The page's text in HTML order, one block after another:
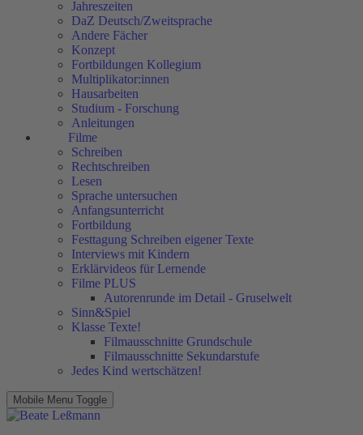
Jahreszeiten
DaZ Deutsch/Zweitsprache
Andere Fächer
Konzept
Fortbildungen Kollegium
Multiplikator:innen
Hausarbeiten
Studium - Forschung
Anleitungen
Filme
Schreiben
Rechtschreiben
Lesen
Sprache untersuchen
Anfangsunterricht
Fortbildung
Festtagung Schreiben eigener Texte
Interviews mit Kindern
Erklärvideos für Lernende
Filme PLUS
Autorenrunde im Detail - Gruselwelt
Sinn&Spiel
Klasse Texte!
Filmausschnitte Grundschule
Filmausschnitte Sekundarstufe
Jedes Kind wertschätzen!
Mobile Menu Toggle